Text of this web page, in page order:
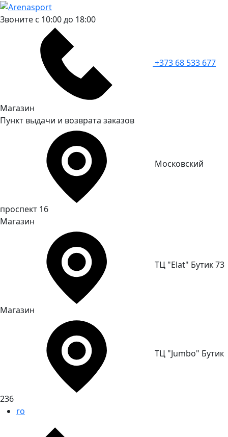
Звоните с 10:00 до 18:00
+373 68 533 677
Магазин
Пункт выдачи и возврата заказов
Московский
проспект 16
Магазин
ТЦ "Elat" Бутик 73
Магазин
ТЦ "Jumbo" Бутик
236
ro